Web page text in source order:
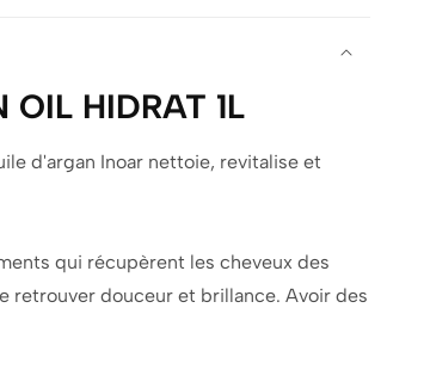
HIDRAT 1L
d'argan Inoar nettoie, revitalise et
qui récupèrent les cheveux des
retrouver douceur et brillance. Avoir des